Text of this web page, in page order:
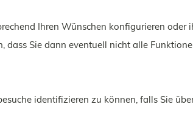
Ihren Wünschen konfigurieren
dass Sie dann eventuell nicht alle
identifizieren zu können, falls Sie